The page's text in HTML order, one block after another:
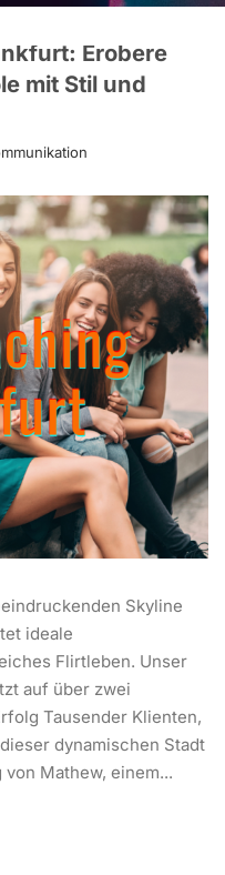
Erobere
mit Stil und
Skyline
ideale
Flirtleben. Unser
auf über zwei
Tausender Klienten,
dynamischen Stadt
Mathew, einem...